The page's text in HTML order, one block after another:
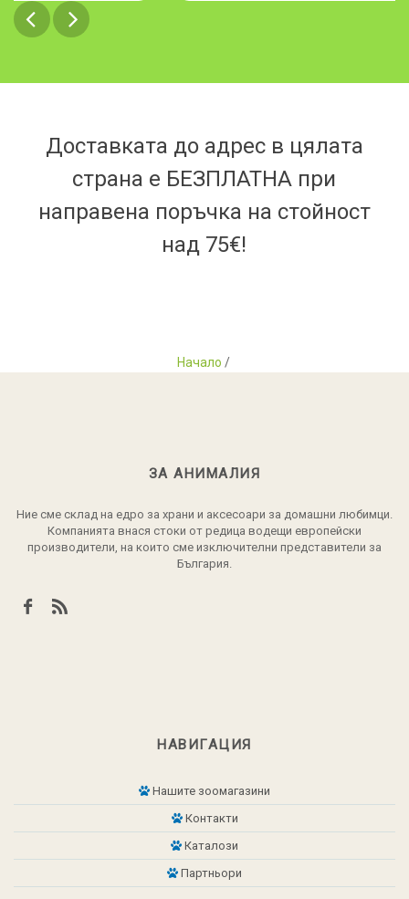
Доставката до адрес в цялата
страна е БЕЗПЛАТНА при
направена поръчка на стойност
над 75€!
Начало /
ЗА АНИМАЛИЯ
Ние сме склад на едро за храни и аксесоари за домашни любимци.
Компанията внася стоки от редица водещи европейски
производители, на които сме изключителни представители за
България.
НАВИГАЦИЯ
Нашите зоомагазини
Контакти
Каталози
Партньори